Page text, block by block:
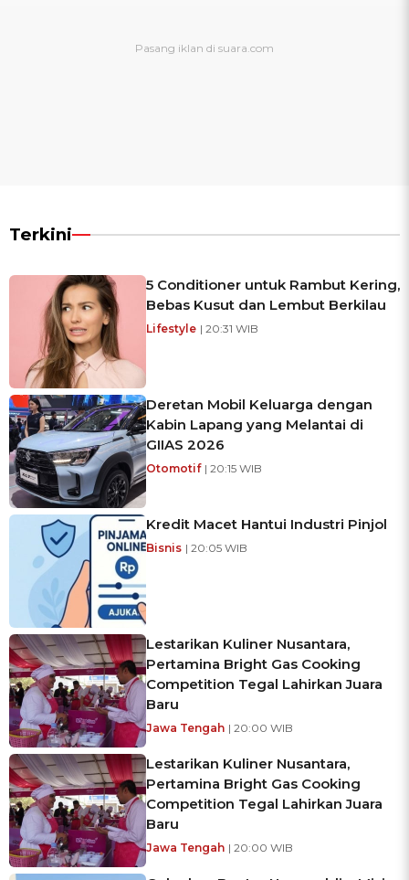
Terkini
5 Conditioner untuk Rambut Kering,
Bebas Kusut dan Lembut Berkilau
Lifestyle | 20:31 WIB
Deretan Mobil Keluarga dengan
Kabin Lapang yang Melantai di
GIIAS 2026
Otomotif | 20:15 WIB
Kredit Macet Hantui Industri Pinjol
Bisnis | 20:05 WIB
Lestarikan Kuliner Nusantara,
Pertamina Bright Gas Cooking
Competition Tegal Lahirkan Juara
Baru
Jawa Tengah | 20:00 WIB
Lestarikan Kuliner Nusantara,
Pertamina Bright Gas Cooking
Competition Tegal Lahirkan Juara
Baru
Jawa Tengah | 20:00 WIB